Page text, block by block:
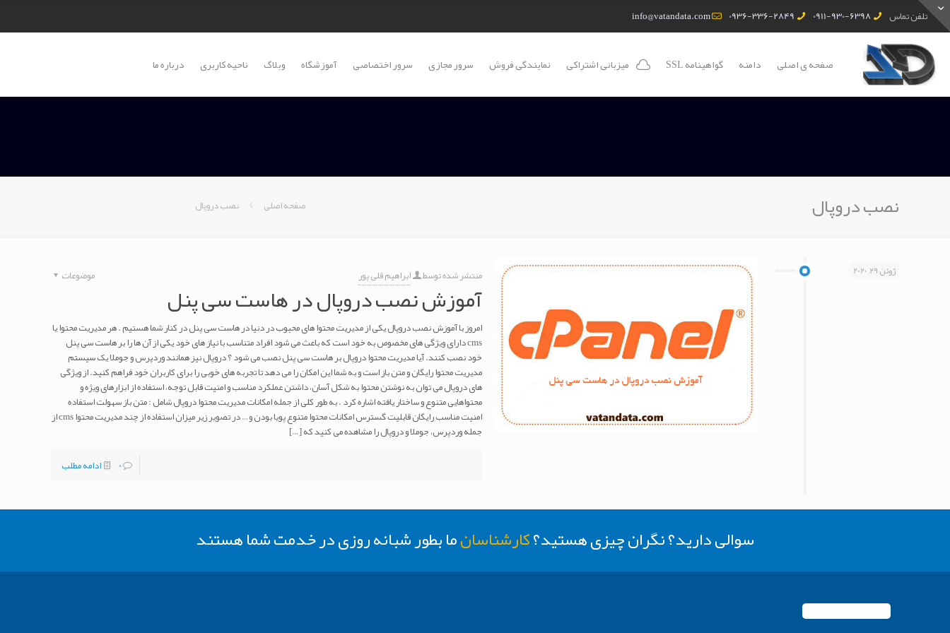
تلفن تماس 0911-930-6398
0936-336-2849
info@vatandata.com
صفحه ی اصلی دامنه گواهینامه SSL میزبانی اشتراکی نمایندگی فروش سرور مجازی سرور اختصاصی آموزشگاه وبلاگ ناحیه کاربری درباره ما
نصب دروپال صفحه اصلی نصب دروپال
ژوئن 29, 2020 منتشر شده توسط ابراهیم قلی پور موضوعات
آموزش نصب دروپال در هاست سی پنل
امروز با آموزش نصب دروپال یکی از مدیریت محتوا های محبوب در دنیا در هاست سی پنل در کنار شما هستیم . هر مدیریت محتوا یا
cms دارای ویژگی های مخصوص به خود است که باعث می شود افراد متناسب با نیاز های خود یکی از آن ها را بر هاست سی پنل
خود نصب کنند. آیا مدیریت محتوا دروپال بر هاست سی پنل نصب می شود ؟ دروپال نیز همانند وردپرس و جوملا یک سیستم
مدیریت محتوا رایگان و متن باز است و به شما این امکان را می دهد تا تجربه های خوبی را برای کاربران خود فراهم کنید. از ویژگی
های دروپال می توان به نوشتن محتوا به شکل آسان، داشتن عملکرد مناسب و امنیت قابل توجه، استفاده از ابزارهای ویژه و
محتواهایی متنوع و ساختار یافته اشاره کرد . به طور کلی از جمله امکانات مدیریت محتوا دروپال شامل : متن باز سهولت استفاده
امنیت مناسب رایگان قابلیت گسترس امکانات محتوا متنوع پویا بودن و… در تصویر زیر میزان استفاده از چند مدیریت محتوا cms از
جمله وردپرس، جوملا و دروپال را مشاهده می کنید که[…]
0
ادامه مطلب
سوالی دارید؟ نگران چیزی هستید؟کارشناسانما بطور شبانه روزی در خدمت شما هستند